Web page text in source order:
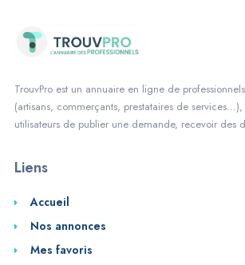
TrouvPro est un annuaire en ligne de
(artisans, commerçants, prestataires de
utilisateurs de publier une demande, recevoir des
Liens
Accueil
Nos annonces
Mes favoris